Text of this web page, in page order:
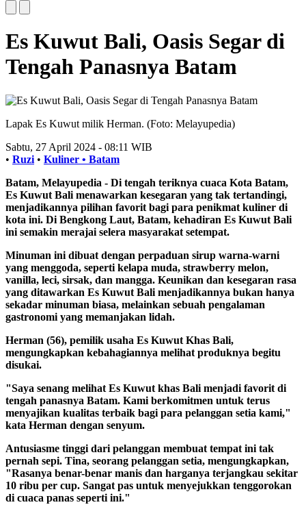
Es Kuwut Bali, Oasis Segar di
Tengah Panasnya Batam
Lapak Es Kuwut milik Herman. (Foto: Melayupedia)
Sabtu, 27 April 2024 - 08:11 WIB
• Ruzi • Kuliner • Batam
Batam, Melayupedia - Di tengah teriknya cuaca Kota Batam,
Es Kuwut Bali menawarkan kesegaran yang tak tertandingi,
menjadikannya pilihan favorit bagi para penikmat kuliner di
kota ini. Di Bengkong Laut, Batam, kehadiran Es Kuwut Bali
ini semakin merajai selera masyarakat setempat.
Minuman ini dibuat dengan perpaduan sirup warna-warni
yang menggoda, seperti kelapa muda, strawberry melon,
vanilla, leci, sirsak, dan mangga. Keunikan dan kesegaran rasa
yang ditawarkan Es Kuwut Bali menjadikannya bukan hanya
sekadar minuman biasa, melainkan sebuah pengalaman
gastronomi yang memanjakan lidah.
Herman (56), pemilik usaha Es Kuwut Khas Bali,
mengungkapkan kebahagiannya melihat produknya begitu
disukai.
"Saya senang melihat Es Kuwut khas Bali menjadi favorit di
tengah panasnya Batam. Kami berkomitmen untuk terus
menyajikan kualitas terbaik bagi para pelanggan setia kami,"
kata Herman dengan senyum.
Antusiasme tinggi dari pelanggan membuat tempat ini tak
pernah sepi. Tina, seorang pelanggan setia, mengungkapkan,
"Rasanya benar-benar manis dan harganya terjangkau sekitar
10 ribu per cup. Sangat pas untuk menyejukkan tenggorokan
di cuaca panas seperti ini."